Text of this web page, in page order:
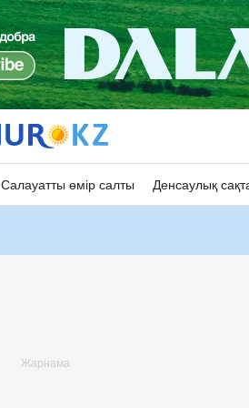
Салауатты өмір салты Денсаулық